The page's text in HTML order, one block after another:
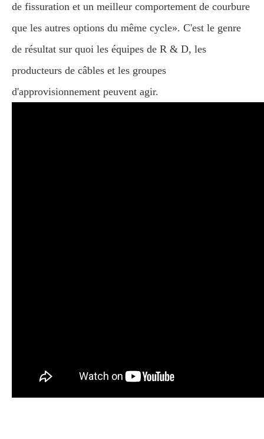
de fissuration et un meilleur comportement de courbure
que les autres options du même cycle». C'est le genre
de résultat sur quoi les équipes de R & D, les
producteurs de câbles et les groupes
d'approvisionnement peuvent agir.